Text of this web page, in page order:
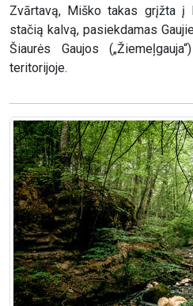
Zvārtavą, Miško takas grįžta
stačią kalvą, pasiekdamas
Šiaurės Gaujos
teritorijoje.